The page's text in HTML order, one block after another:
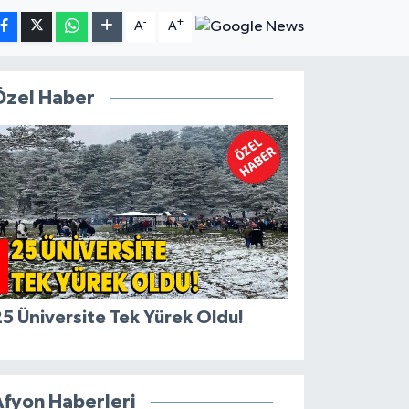
A- A+
Haber
Üniversite Tek Yürek Oldu!
Haberleri